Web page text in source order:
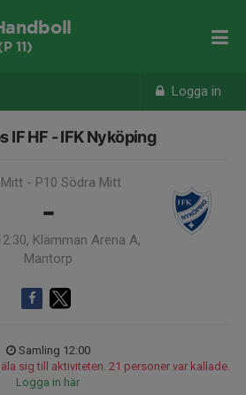
Logga in
11)
IF HF - IFK Nyköping
- P10 Södra Mitt
-
Klämman Arena A,
Mantorp
Samling 12:00
sig till aktiviteten. 21 personer var kallade.
Logga in här